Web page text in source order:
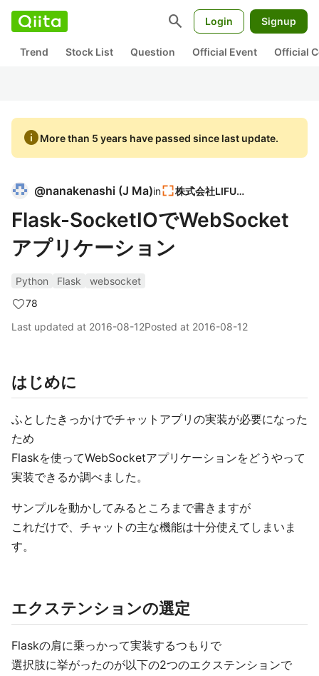
search Login Signup
Trend Stock List Question Official Event Official
infoMore than 5 years have passed since last update.
@nanakenashi (J Ma)in 株式会社LIFULL
Flask-SocketIOでWebSocket
アプリケーション
Python Flask
websocket
78
Last updated at 2016-08-12Posted at 2016-08-12
はじめに
ふとしたきっかけでチャットアプリの実装が必要になった
ため
Flaskを使ってWebSocketアプリケーションをどうやって
実装できるか調べました。
サンプルを動かしてみるところまで書きますが
これだけで、チャットの主な機能は十分使えてしまいま
す。
エクステンションの選定
Flaskの肩に乗っかって実装するつもりで
選択肢に挙がったのが以下の2つのエクステンションで